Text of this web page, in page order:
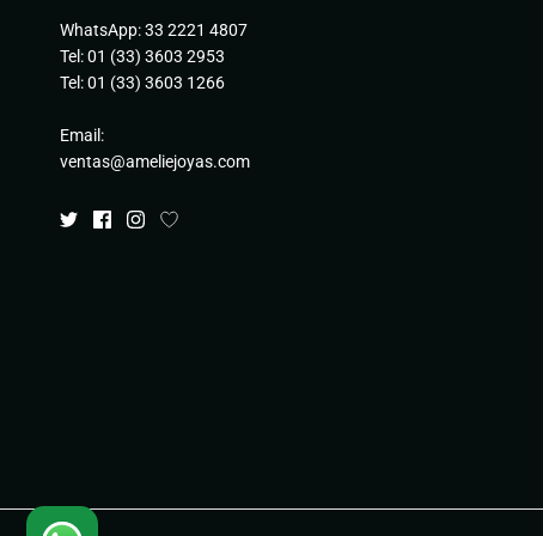
WhatsApp: 33 2221 4807
Tel: 01 (33) 3603 2953
Tel: 01 (33) 3603 1266
Email:
ventas@ameliejoyas.com